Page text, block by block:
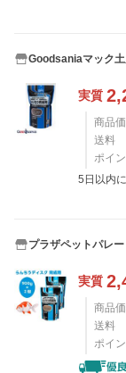
Goodsaniaマック
実質
商品
送料
ポイン
5日以内
プラザペットパレ
実質
商品
送料
ポイン